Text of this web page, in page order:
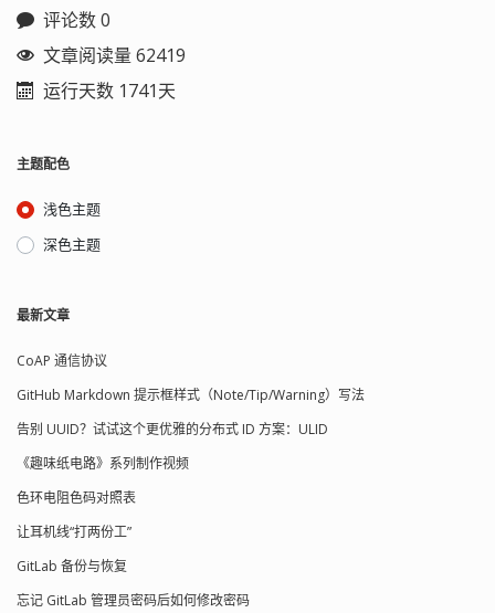
评论数 0
文章阅读量 62419
运行天数 1741天
主题配色
浅色主题
深色主题
最新文章
CoAP 通信协议
GitHub Markdown 提示框样式（Note/Tip/Warning）写法
告别 UUID？试试这个更优雅的分布式 ID 方案：ULID
《趣味纸电路》系列制作视频
色环电阻色码对照表
让耳机线“打两份工”
GitLab 备份与恢复
忘记 GitLab 管理员密码后如何修改密码